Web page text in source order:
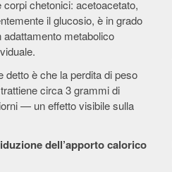
chetonici: acetoacetato,
il glucosio, è in grado
metabolico
è che la perdita di peso
circa 3 grammi di
— un effetto visibile sulla
dell’apporto calorico